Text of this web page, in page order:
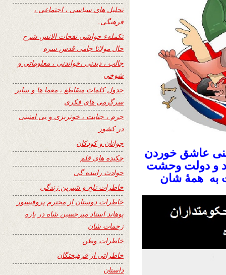
عاشق خوردن
و دولت وحشت
به همۀ شان
تحلیل های سیاسی ، اجتماعی ،
فرهنگی.
تکملهء حواشی نفحات الانس شرح
حال مولانا جامی قدس سره
جالب ، دیدنی ،خواندنی ، معلوماتی و
شوخی
جدول کلمات متقاطع ، معما ها و سایر
سرگرمی های فکری
جرم ، جنایت ، خونریزی و بی امنیتی
در کشور
جوانان و کودکان
چکیده های قلم
حوادث راننده گی
خاطرات تلخ و شیرین زندگی
خاطرات دوستان از محترم پروفیسور
پوهاند استاد میرحسین شاه در باره
زحمات شان
خاطرات وطن
خاطراتی از فرهیختگان
داستان